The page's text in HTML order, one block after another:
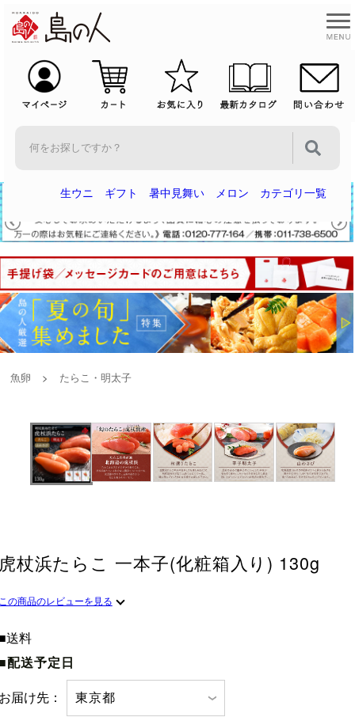
生ウニ ギフト 暑中見舞い メロン カテゴリ一覧
魚卵 > たらこ・明太子
杖浜たらこ 一本子(化粧箱入り) 130g
の商品のレビューを見る
送料
配送予定日
届け先：